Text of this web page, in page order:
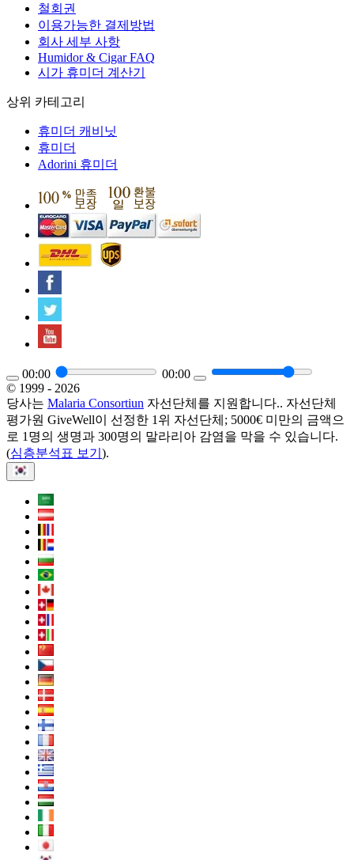
철회권
이용가능한 결제방법
회사 세부 사항
Humidor & Cigar FAQ
시가 휴미더 계산기
상위 카테고리
휴미더 캐비닛
휴미더
Adorini 휴미더
00:00
00:00
© 1999 - 2026
당사는 Malaria Consortiun 자선단체를 지원합니다.. 자선단체
평가원 GiveWell이 선정한 1위 자선단체; 5000€ 미만의 금액으
로 1명의 생명과 300명의 말라리아 감염을 막을 수 있습니다.
(심층분석표 보기 ).